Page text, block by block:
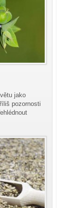
jako
pozornosti